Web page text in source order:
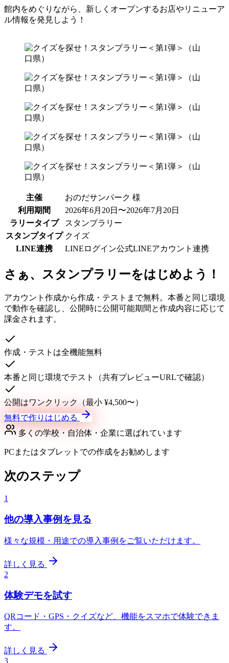
館内をめぐりながら、新しくオープンするお店やリニューア
ル情報を発見しよう！
主催
おのだサンパーク 様
利用期間
2026年6月20日〜2026年7月20日
ラリータイプ
スタンプラリー
スタンプタイプ クイズ
LINE連携
LINEログイン公式LINEアカウント連携
さぁ、スタンプラリーをはじめよう！
アカウント作成から作成・テストまで無料。本番と同じ環境
で動作を確認し、公開時に公開可能期間と作成内容に応じて
課金されます。
作成・テストは全機能無料
本番と同じ環境でテスト（共有プレビューURLで確認）
公開はワンクリック（最小 ¥4,500〜）
無料で作りはじめる
多くの学校・自治体・企業に選ばれています
PCまたはタブレットでの作成をお勧めします
次のステップ
1
他の導入事例を見る
様々な規模・用途での導入事例をご覧いただけます。
詳しく見る
2
体験デモを試す
QRコード・GPS・クイズなど、機能をスマホで体験できま
す。
詳しく見る
3